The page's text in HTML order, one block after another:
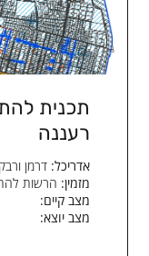
תכנית
רעננה
אדריכל: דרמן
מזמין: הרשות
מצב קיים:
מצב יוצא: